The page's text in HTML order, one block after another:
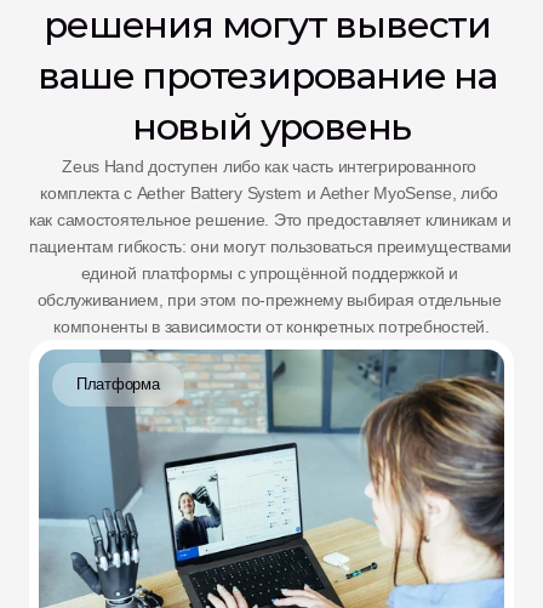
решения могут вывести
ваше протезирование на
новый уровень
Zeus Hand доступен либо как часть интегрированного
комплекта с Aether Battery System и Aether MyoSense, либо
как самостоятельное решение. Это предоставляет клиникам и
пациентам гибкость: они могут пользоваться преимуществами
единой платформы с упрощённой поддержкой и
обслуживанием, при этом по-прежнему выбирая отдельные
компоненты в зависимости от конкретных потребностей.
Платформа